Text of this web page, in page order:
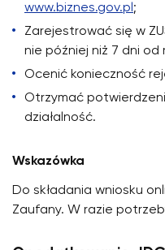
www.biznes.gov.pl ;
Zarejestrować się w
nie później niż 7 dni od
Ocenić konieczność
Otrzymać
działalność.
Wskazówka
Do składania wniosku
Zaufany. W razie